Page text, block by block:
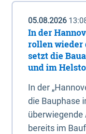
05.08.2026
In der
rollen wieder
setzt die
und im
In der
die Bauphase
überwiegende
bereits im